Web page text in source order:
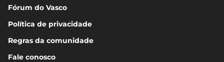
Fórum do Vasco
Política de privacidade
Regras da comunidade
Fale conosco